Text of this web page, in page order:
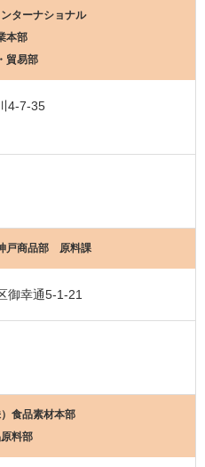
ンターナショナル
本部
貿易部
4-7-35
戸商品部 原料課
御幸通5-1-21
食品素材本部
料部